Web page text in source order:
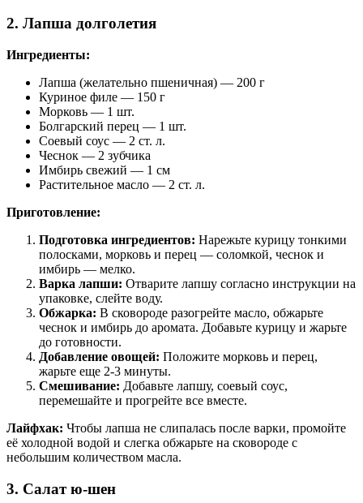
2. Лапша долголетия
Ингредиенты:
Лапша (желательно пшеничная) — 200 г
Куриное филе — 150 г
Морковь — 1 шт.
Болгарский перец — 1 шт.
Соевый соус — 2 ст. л.
Чеснок — 2 зубчика
Имбирь свежий — 1 см
Растительное масло — 2 ст. л.
Приготовление:
Подготовка ингредиентов: Нарежьте курицу тонкими
полосками, морковь и перец — соломкой, чеснок и
имбирь — мелко.
Варка лапши: Отварите лапшу согласно инструкции на
упаковке, слейте воду.
Обжарка: В сковороде разогрейте масло, обжарьте
чеснок и имбирь до аромата. Добавьте курицу и жарьте
до готовности.
Добавление овощей: Положите морковь и перец,
жарьте еще 2-3 минуты.
Смешивание: Добавьте лапшу, соевый соус,
перемешайте и прогрейте все вместе.
Лайфхак: Чтобы лапша не слипалась после варки, промойте
её холодной водой и слегка обжарьте на сковороде с
небольшим количеством масла.
3. Салат ю-шен